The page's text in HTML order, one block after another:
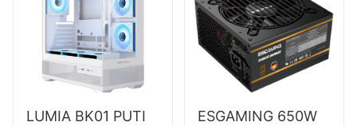
LUMIA BK01 PUTI
ESGAMING 650W